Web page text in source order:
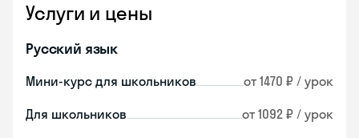
Услуги и цены
Русский язык
Мини-курс для школьников от 1470 ₽ / урок
Для школьников от 1092 ₽ / урок